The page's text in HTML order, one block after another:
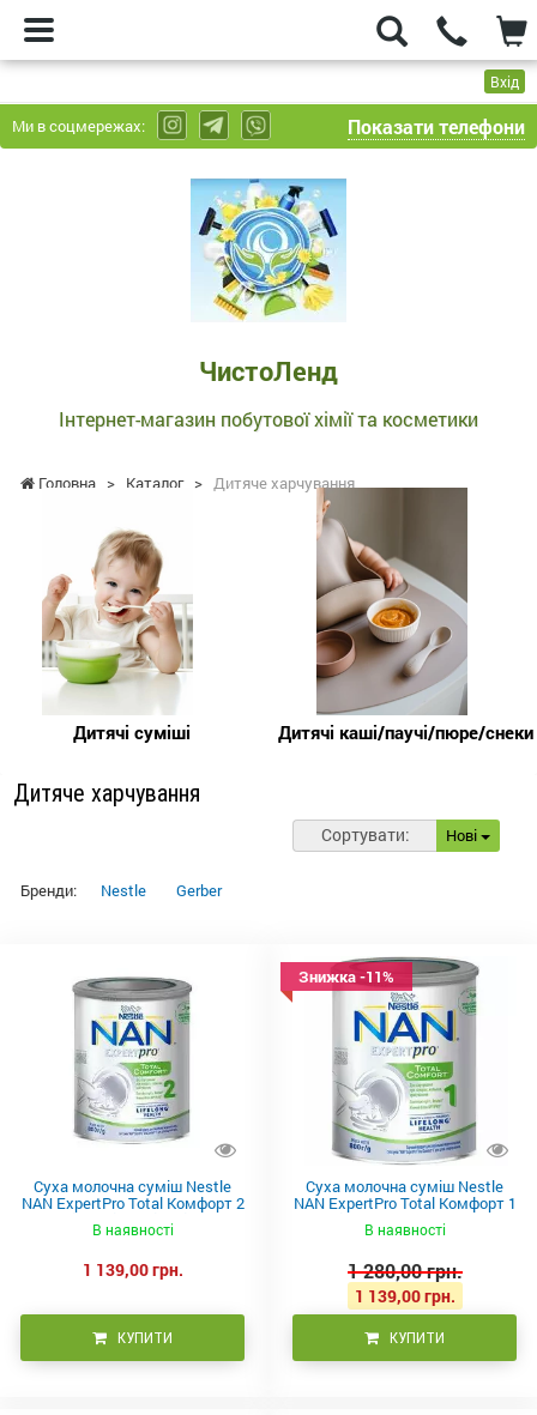
Вхід
Ми в соцмережах: Показати телефони
ЧистоЛенд
Інтернет-магазин побутової хімії та косметики
Головна > Каталог > Дитяче харчування
Дитячі суміші Дитячі каші/паучі/пюре/снеки
Дитяче харчування
Сортувати: Нові
Бренди: Nestle Gerber
Суха молочна суміш Nestle
NAN ExpertPro Total Комфорт 2
для дітей від 6 місяців, 800г
В наявності
1 139,00 грн.
КУПИТИ
Знижка -11%
Суха молочна суміш Nestle
NAN ExpertPro Total Комфорт 1
для дітей з народження, 800г
В наявності
1 280,00 грн.
1 139,00 грн.
КУПИТИ